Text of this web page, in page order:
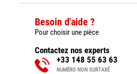
Besoin d'aide ?
Pour choisir une pièce
Contactez nos experts
+33 148 55 63 63
NUMÉRO NON SURTAXÉ